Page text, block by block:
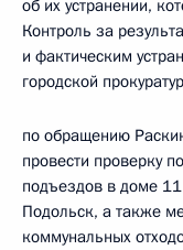
об их устранении,
Контроль за
и фактическим
городской
по обращению
провести проверку
подъездов в доме 11
Подольск, а также
коммунальных